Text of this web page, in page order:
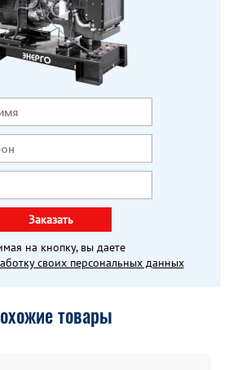
Заказать
на кнопку, вы даете
своих персональных данных
товары